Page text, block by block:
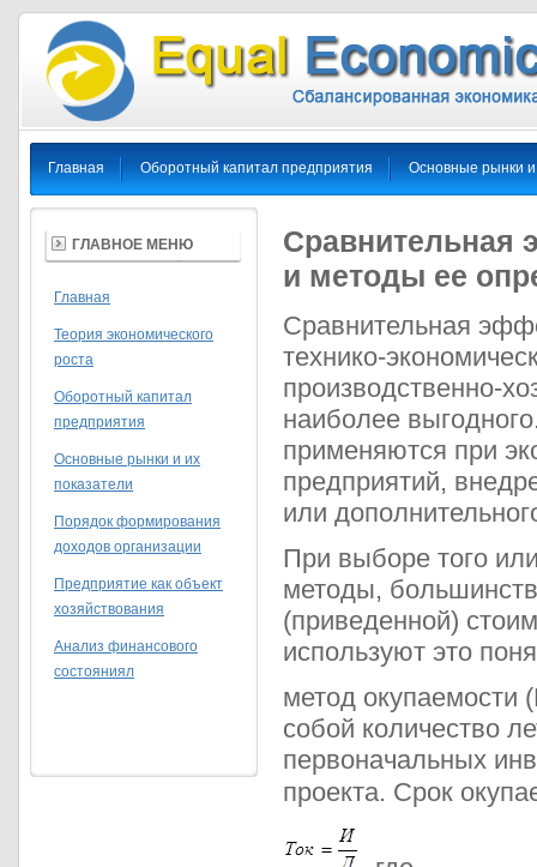
Главная Оборотный капитал предприятия Основные рынки и
Сравнительная
и методы ее
Сравнительная
технико-
производственно-
наиболее
применяются при
предприятий,
или
При выборе того
методы,
(приведенной)
используют это
метод окупаемости
собой количество
первоначальных
проекта. Срок
ГЛАВНОЕ МЕНЮ
Главная
Теория экономического
роста
Оборотный капитал
предприятия
Основные рынки и их
показатели
Порядок формирования
доходов организации
Предприятие как объект
хозяйствования
Анализ финансового
состояниял